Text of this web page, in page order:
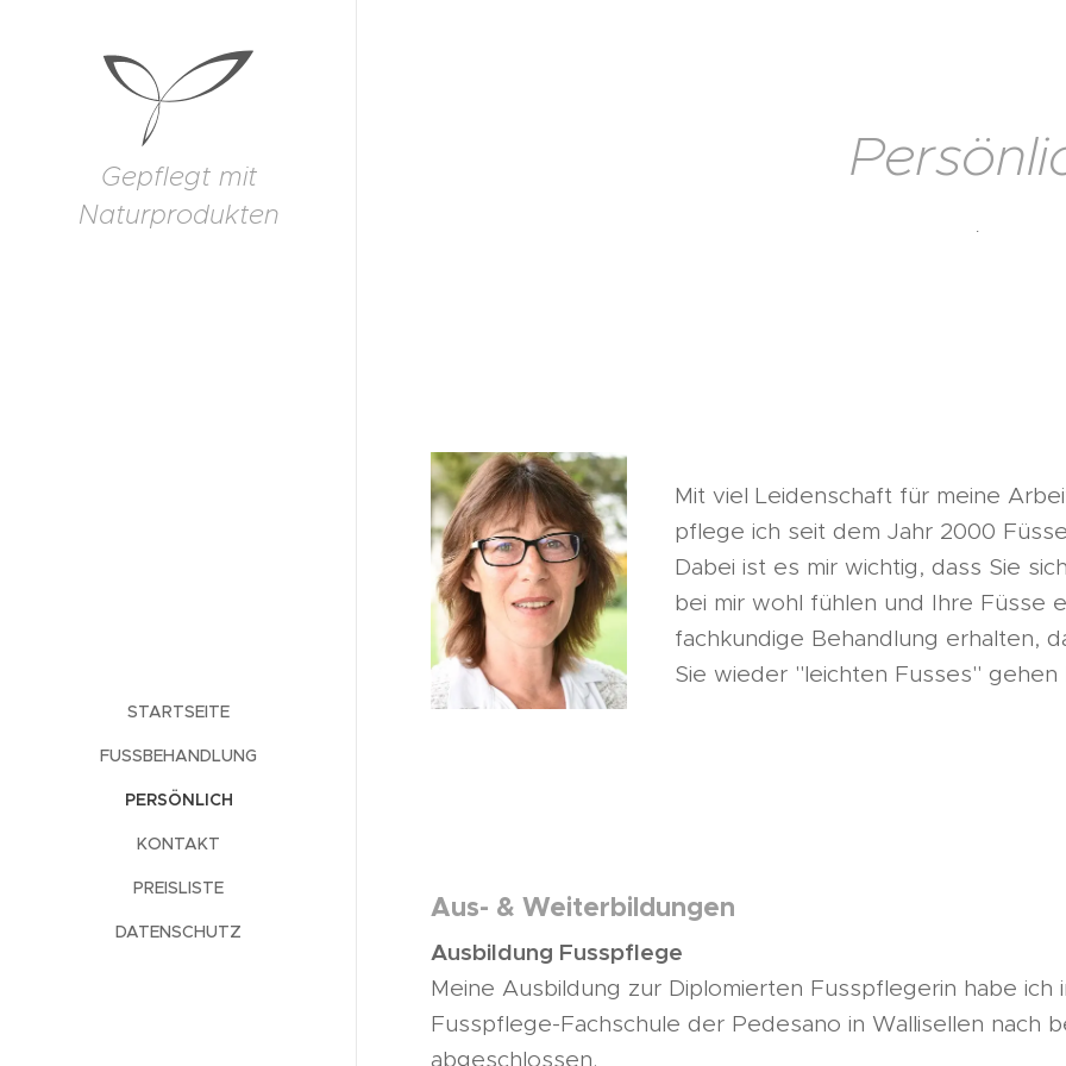
Gepflegt mit
Naturprodukten
STARTSEITE
FUSSBEHANDLUNG
PERSÖNLICH
KONTAKT
PREISLISTE
DATENSCHUTZ
.
Mit viel Leidenschaft für meine
pflege ich seit dem Jahr 2000
Dabei ist es mir wichtig, dass Sie sich
bei mir wohl fühlen und Ihre Füsse
fachkundige Behandlung erhalten,
Sie wieder "leichten Fusses" gehen
Aus- & Weiterbildungen
Ausbildung Fusspflege
Meine Ausbildung zur Diplomierten Fusspflegerin habe
Fusspflege-Fachschule der Pedesano in Wallisellen nach
abgeschlossen.